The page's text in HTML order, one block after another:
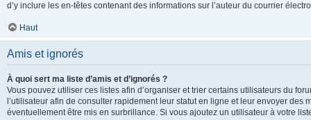
d’y inclure les en-têtes contenant des informations sur l’auteur du courrier
Haut
Amis et ignorés
À quoi sert ma liste d’amis et d’ignorés ?
Vous pouvez utiliser ces listes afin d’organiser et trier certains utilisateurs du
l’utilisateur afin de consulter rapidement leur statut en ligne et leur envoyer
éventuellement être mis en surbrillance. Si vous ajoutez un utilisateur à votre